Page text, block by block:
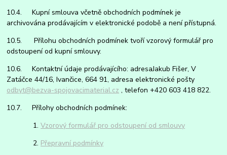
10.4. Kupní smlouva včetně obchodních podmínek je
archivována prodávajícím v elektronické podobě a není přístupná.
10.5. Přílohu obchodních podmínek tvoří vzorový formulář pro
odstoupení od kupní smlouvy.
10.6. Kontaktní údaje prodávajícího: adresaJakub Fišer, V
Zatáčce 44/16, Ivančice, 664 91, adresa elektronické pošty
odbyt@bezva-spojovacimaterial.cz , telefon +420 603 418 822.
10.7. Přílohy obchodních podmínek:
1.Vzorový formulář pro odstoupení od smlouvy
2. Přepravní podmínky